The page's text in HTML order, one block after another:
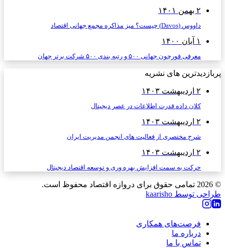
۲ بهمن ۱۴۰۱
داووس (Davos) چیست؟ میز مذاکره مجمع جهانی اقتصاد
۱ آبان ۱۴۰۰
معرفی فورچون جهانی ۵۰۰ و رتبه بندی ۵۰۰ شرکت برتر جهان
پربازدیدترین های نشریه
۲ اردیبهشت ۱۴۰۳
کلان داده قدرت اطلاعات در عصر دیجیتال
۲ اردیبهشت ۱۴۰۳
شرح مختصری از فعالیت های انجمن مدیریت ایران
۲ اردیبهشت ۱۴۰۳
حرکت به سمت افزایش بهره وری و توسعه اقتصاد دیجیتال
© 2026
تمامی حقوق برای دروازه اقتصاد محفوظ است.
طراحی توسط kaarisho
فرصت‌های همکاری
درباره ما
تماس با ما